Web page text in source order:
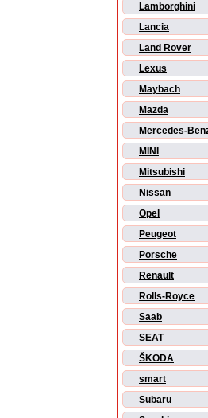
Lamborghini
Lancia
Land Rover
Lexus
Maybach
Mazda
Mercedes-
MINI
Mitsubishi
Nissan
Opel
Peugeot
Porsche
Renault
Rolls-Royce
Saab
SEAT
ŠKODA
smart
Subaru